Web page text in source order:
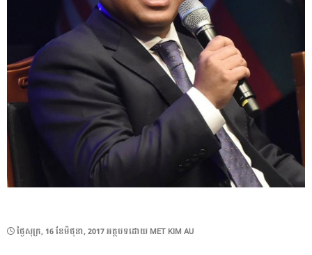
POSTED
ថ្ងៃ​សុក្រ, 16 ខែ​មិថុនា, 2017អត្ថបទដោយ MET KIM AU